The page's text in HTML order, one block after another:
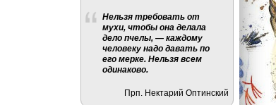
Нельзя требовать от
мухи, чтобы она делала
дело пчелы, — каждому
человеку надо давать по
его мерке. Нельзя всем
одинаково.
Прп. Нектарий Оптинский